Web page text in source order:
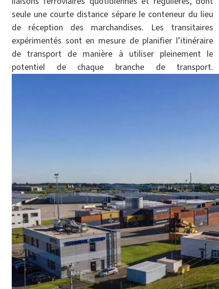
seule une courte distance sépare le conteneur du lieu
de réception des marchandises. Les transitaires
expérimentés sont en mesure de planifier l’itinéraire
de transport de manière à utiliser pleinement le
potentiel de chaque branche de transport.